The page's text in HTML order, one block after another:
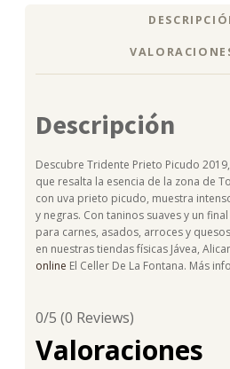
Descripción
Descubre Tridente Prieto Picudo
que resalta la esencia de la zona de
con uva prieto picudo, muestra
y negras. Con taninos suaves y un
para carnes, asados, arroces y
en nuestras tiendas físicas Jávea,
online El Celler De La Fontana. Más
0/5 (0 Reviews)
Valoraciones